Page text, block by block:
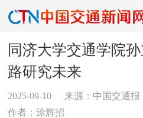
同济大学交通学院
路研究未来
2025-09-10 来源：中国交通报
作者：涂辉招